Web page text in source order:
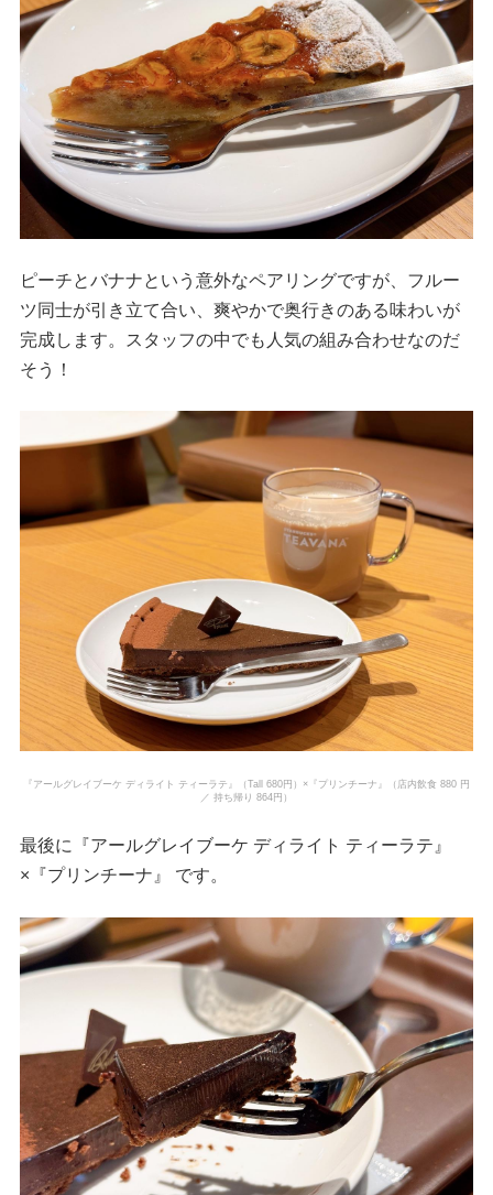
ピーチとバナナという意外なペアリングですが、フルー
ツ同士が引き立て合い、爽やかで奥行きのある味わいが
完成します。スタッフの中でも人気の組み合わせなのだ
そう！
『アールグレイブーケ ディライト ティーラテ』（Tall 680円）×『プリンチーナ』（店内飲食 880 円
／ 持ち帰り 864円）
最後に『アールグレイブーケ ディライト ティーラテ』
×『プリンチーナ』 です。